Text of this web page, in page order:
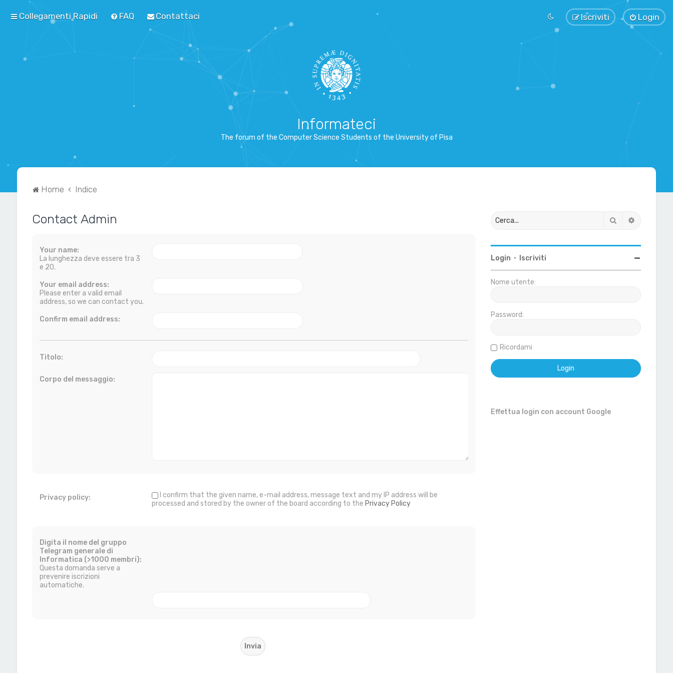
Collegamenti Rapidi FAQ Contattaci Login
Iscriviti
Informateci
The forum of the Computer Science Students of the University of Pisa
Home Indice
Contact Admin
Your name:
La lunghezza deve essere tra 3
e 20.
Your email address:
Please enter a valid email
address, so we can contact you.
Confirm email address:
Titolo:
Corpo del messaggio:
Privacy policy:
I confirm that the given name, e-mail address, message text and my IP address will be
processed and stored by the owner of the board according to the Privacy Policy
Digita il nome del gruppo
Telegram generale di
Informatica (>1000 membri):
Questa domanda serve a
prevenire iscrizioni
automatiche.
Cerca
Login • Iscriviti
Nome utente:
Password:
Ricordami
Effettua login con account Google